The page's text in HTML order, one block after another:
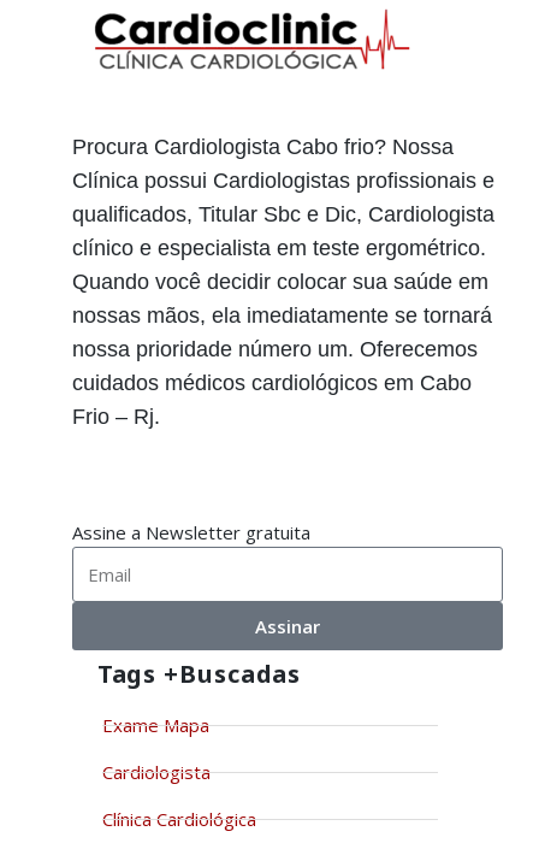
Procura Cardiologista Cabo frio? Nossa
Clínica possui Cardiologistas profissionais e
qualificados, Titular Sbc e Dic, Cardiologista
clínico e especialista em teste ergométrico.
Quando você decidir colocar sua saúde em
nossas mãos, ela imediatamente se tornará
nossa prioridade número um. Oferecemos
cuidados médicos cardiológicos em Cabo
Frio – Rj.
Assine a Newsletter gratuita
Assinar
Tags +buscadas
Exame Mapa
Cardiologista
Clínica Cardiológica